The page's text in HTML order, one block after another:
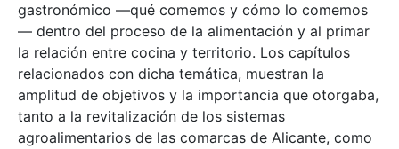
gastronómico —qué comemos y cómo lo comemos
— dentro del proceso de la alimentación y al primar
la relación entre cocina y territorio. Los capítulos
relacionados con dicha temática, muestran la
amplitud de objetivos y la importancia que otorgaba,
tanto a la revitalización de los sistemas
agroalimentarios de las comarcas de Alicante, como